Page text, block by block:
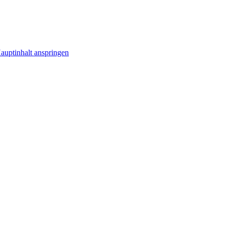
anspringen